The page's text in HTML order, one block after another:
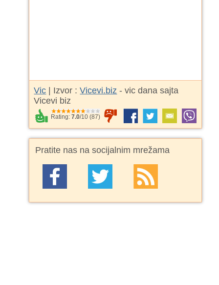
Vic | Izvor :Vicevi.biz - vic dana sajta
Vicevi biz
Rating:7.0/10 (87)
Pratite nas na socijalnim mrežama